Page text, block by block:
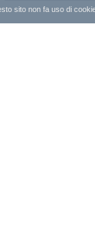
sito non fa uso di